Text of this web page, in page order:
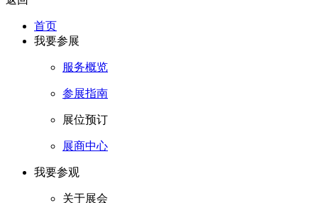
首页
我要参展
服务概览
参展指南
展位预订
展商中心
我要参观
关于展会